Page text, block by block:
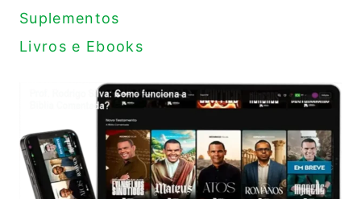
Suplementos
Livros e Ebooks